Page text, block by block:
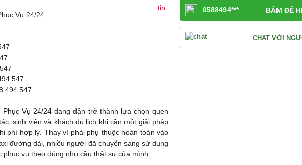
Vụ 24/24
547
494 547
Vụ 24/24 đang dần trở thành lựa chọn quen
sinh viên và khách du lịch khi cần một giải pháp
phí hợp lý. Thay vì phải phụ thuộc hoàn toàn vào
đường dài, nhiều người đã chuyển sang sử dụng
vụ theo đúng nhu cầu thật sự của mình.
0588494*** BẤM ĐỂ
CHAT VỚI